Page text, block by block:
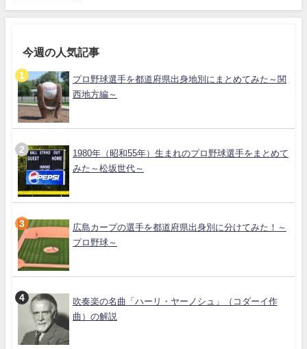
今週の人気記事
プロ野球選手を都道府県出身地別にまとめてみた～関
西地方編～
1980年（昭和55年）生まれのプロ野球選手をまとめて
みた～松坂世代～
広島カープの選手を都道府県出身別に分けてみた！～
プロ野球～
吹奏楽の名曲「ハーリ・ヤーノシュ」（コダーイ作
曲）の解説